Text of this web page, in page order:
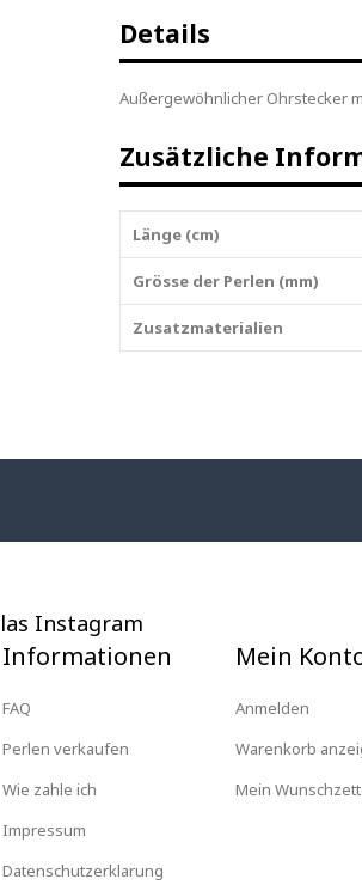
Details
Außergewöhnlicher Ohrstecker
Zusätzliche
Länge (cm)
Grösse der Perlen (mm)
Zusatzmaterialien
Instagram
Informationen
FAQ
Perlen verkaufen
Wie zahle ich
Impressum
Datenschutzerklarung
Mein
Anmelden
Warenkorb
Mein